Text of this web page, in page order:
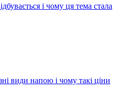
і чому ця тема стала
види напою і чому такі ціни